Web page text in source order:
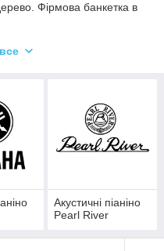
Фірмова банкетка в
рішення, від класичного
Акустичні піаніно
Pearl River